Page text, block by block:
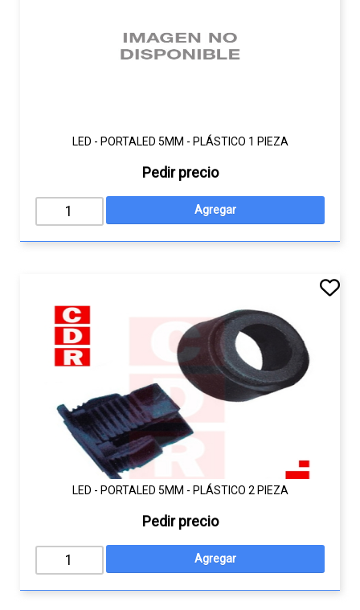
LED - PORTALED 5MM - PLÁSTICO 1 PIEZA
Pedir precio
LED - PORTALED 5MM - PLÁSTICO 2 PIEZA
Pedir precio